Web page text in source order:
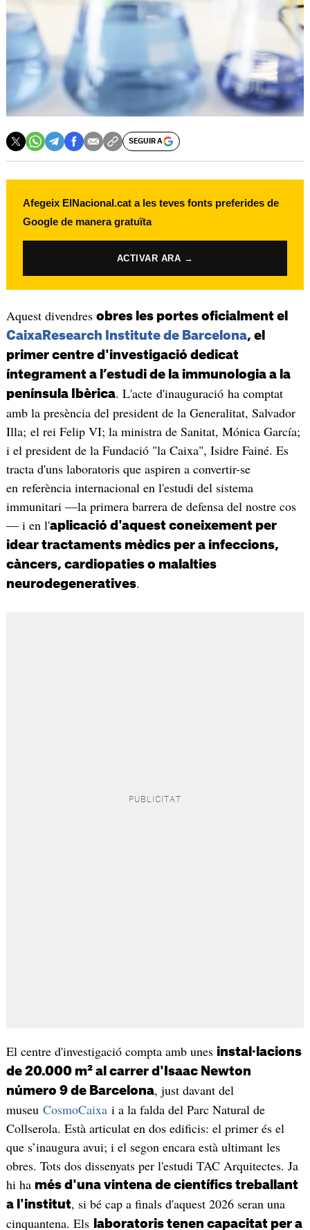
SEGUIR A
Afegeix ElNacional.cat a les teves fonts preferides de
Google de manera gratuïta
ACTIVAR ARA →
Aquest divendres obres les portes oficialment el
CaixaResearch Institute de Barcelona, el
primer centre d'investigació dedicat
íntegrament a l’estudi de la immunologia a la
península Ibèrica. L'acte d'inauguració ha comptat
amb la presència del president de la Generalitat, Salvador
Illa; el rei Felip VI; la ministra de Sanitat, Mónica García;
i el president de la Fundació "la Caixa", Isidre Fainé. Es
tracta d'uns laboratoris que aspiren a convertir-se
en referència internacional en l'estudi del sistema
immunitari —la primera barrera de defensa del nostre cos
— i en l'aplicació d'aquest coneixement per
idear tractaments mèdics per a infeccions,
càncers, cardiopaties o malalties
neurodegeneratives.
El centre d'investigació compta amb unes instal·lacions
de 20.000 m² al carrer d'Isaac Newton
número 9 de Barcelona, just davant del
museu CosmoCaixai a la falda del Parc Natural de
Collserola. Està articulat en dos edificis: el primer és el
que s’inaugura avui; i el segon encara està ultimant les
obres. Tots dos dissenyats per l'estudi TAC Arquitectes. Ja
hi ha més d'una vintena de científics treballant
a l'institut, si bé cap a finals d'aquest 2026 seran una
cinquantena. Els
laboratoris tenen capacitat per a